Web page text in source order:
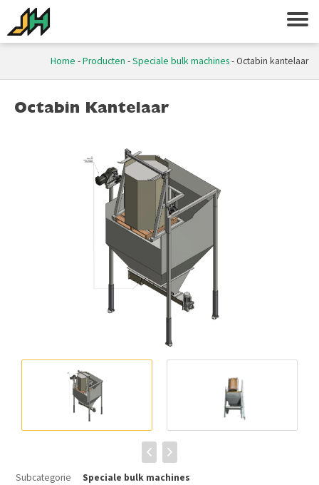
Home -Producten -Speciale bulk machines-Octabin kantelaar
Octabin Kantelaar
Subcategorie
Speciale bulk machines